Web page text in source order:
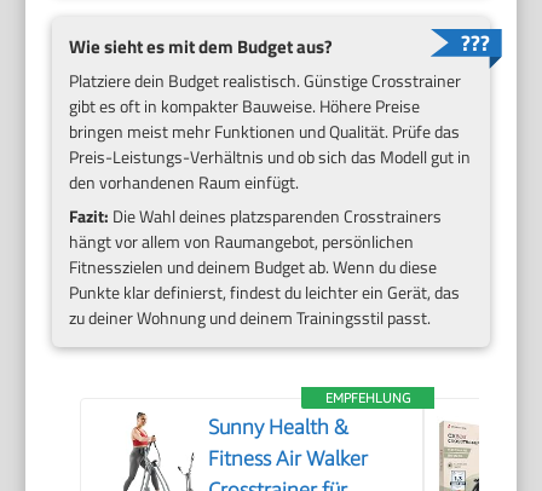
Wie sieht es mit dem Budget aus?
Platziere dein Budget realistisch. Günstige Crosstrainer
gibt es oft in kompakter Bauweise. Höhere Preise
bringen meist mehr Funktionen und Qualität. Prüfe das
Preis-Leistungs-Verhältnis und ob sich das Modell gut in
den vorhandenen Raum einfügt.
Fazit: Die Wahl deines platzsparenden Crosstrainers
hängt vor allem von Raumangebot, persönlichen
Fitnesszielen und deinem Budget ab. Wenn du diese
Punkte klar definierst, findest du leichter ein Gerät, das
zu deiner Wohnung und deinem Trainingsstil passt.
EMPFEHLUNG
Sunny Health &
Fitness Air Walker